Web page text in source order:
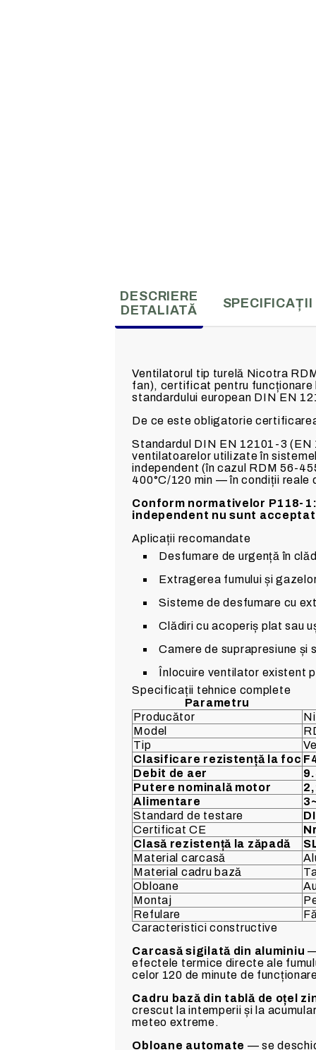
DESCRIERE
DETALIATĂ
SPECIFICAȚII
Ventilatorul tip turelă Nicotra
fan), certificat pentru funcționare
standardului european DIN EN
De ce este obligatorie
Standardul DIN EN 12101-3 (EN
ventilatoarelor utilizate în
independent (în cazul RDM 56-
400°C/120 min — în condiții reale
Conform normativelor P118-
independent nu sunt
Aplicații recomandate
Desfumare de urgență în
Extragerea fumului și
Sisteme de desfumare cu
Clădiri cu acoperiș plat sau
Camere de suprapresiune și
Înlocuire ventilator existent
Specificații tehnice complete
Parametru
Producător
Model
Tip
Clasificare rezistență la foc
Debit de aer
Putere nominală motor
Alimentare
Standard de testare
Certificat CE
Clasă rezistență la zăpadă
Material carcasă
Material cadru bază
Obloane
Montaj
Refulare
Caracteristici constructive
Carcasă sigilată din aluminiu
efectele termice directe ale
celor 120 de minute de
Cadru bază din tablă de oțel
crescut la intemperii și la
meteo extreme.
Obloane automate — se